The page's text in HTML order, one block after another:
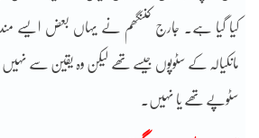
کیا گیا ہے۔ جارج کننگھم نے یہاں بعض ایسے
مانکیالہ کے سٹوپوں جیسے تھے لیکن وہ یقین سے نہیں
سٹوپے تھے یا نہیں۔